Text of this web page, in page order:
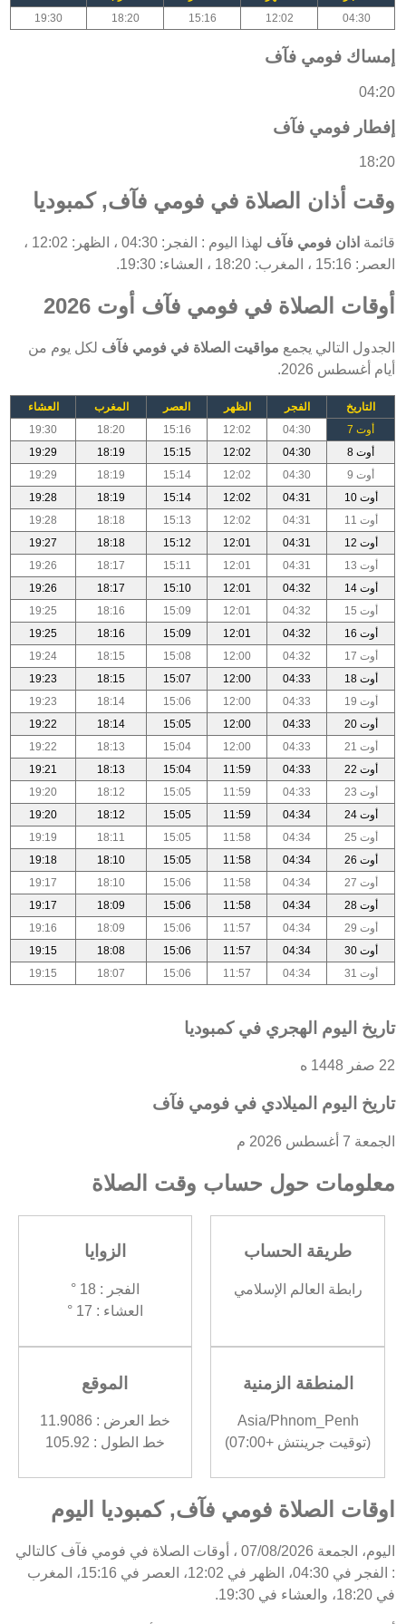
04:30
12:02
15:16
18:20
19:30
إمساك فومي فآف
04:20
إفطار فومي فآف
18:20
وقت أذان الصلاة في فومي فآف, كمبوديا
قائمة اذان فومي فآف
لهذا اليوم : الفجر: 04:30 ، الظهر: 12:02 ،
العصر: 15:16 ، المغرب: 18:20 ، العشاء: 19:30.
أوقات الصلاة في فومي فآف أوت 2026
الجدول التالي يجمع مواقيت الصلاة في فومي فآف لكل يوم من
أيام أغسطس 2026.
التاريخ الفجر الظهر العصر المغرب
العشاء
أوت 7
04:30
12:02
15:16
18:20
19:30
أوت 8
04:30
12:02
15:15
18:19
19:29
أوت 9
04:30
12:02
15:14
18:19
19:29
أوت 10
04:31
12:02
15:14
18:19
19:28
أوت 11
04:31
12:02
15:13
18:18
19:28
أوت 12
04:31
12:01
15:12
18:18
19:27
أوت 13
04:31
12:01
15:11
18:17
19:26
أوت 14
04:32
12:01
15:10
18:17
19:26
أوت 15
04:32
12:01
15:09
18:16
19:25
أوت 16
04:32
12:01
15:09
18:16
19:25
أوت 17
04:32
12:00
15:08
18:15
19:24
أوت 18
04:33
12:00
15:07
18:15
19:23
أوت 19
04:33
12:00
15:06
18:14
19:23
أوت 20
04:33
12:00
15:05
18:14
19:22
أوت 21
04:33
12:00
15:04
18:13
19:22
أوت 22
04:33
11:59
15:04
18:13
19:21
أوت 23
04:33
11:59
15:05
18:12
19:20
أوت 24
04:34
11:59
15:05
18:12
19:20
أوت 25
04:34
11:58
15:05
18:11
19:19
أوت 26
04:34
11:58
15:05
18:10
19:18
أوت 27
04:34
11:58
15:06
18:10
19:17
أوت 28
04:34
11:58
15:06
18:09
19:17
أوت 29
04:34
11:57
15:06
18:09
19:16
أوت 30
04:34
11:57
15:06
18:08
19:15
أوت 31
04:34
11:57
15:06
18:07
19:15
تاريخ اليوم الهجري في كمبوديا
22 صفر 1448 ه
تاريخ اليوم الميلادي في فومي فآف
الجمعة 7 أغسطس 2026 م
معلومات حول حساب وقت الصلاة
طريقة الحساب
رابطة العالم الإسلامي
الزوايا
الفجر : 18 °
العشاء : 17 °
المنطقة الزمنية
Asia/Phnom_Penh
(توقيت جرينتش +07:00)
الموقع
خط العرض : 11.9086
خط الطول : 105.92
اوقات الصلاة فومي فآف, كمبوديا اليوم
اليوم، الجمعة 07/08/2026 ، أوقات الصلاة في فومي فآف كالتالي
: الفجر في 04:30، الظهر في 12:02، العصر في 15:16، المغرب
في 18:20، والعشاء في 19:30.